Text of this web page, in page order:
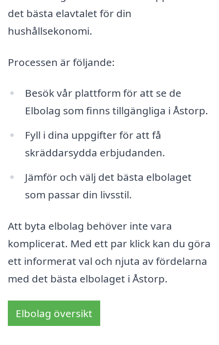
det bästa elavtalet för din
hushållsekonomi.
Processen är följande:
Besök vår plattform för att se de
Elbolag som finns tillgängliga i Åstorp.
Fyll i dina uppgifter för att få
skräddarsydda erbjudanden.
Jämför och välj det bästa elbolaget
som passar din livsstil.
Att byta elbolag behöver inte vara
komplicerat. Med ett par klick kan du göra
ett informerat val och njuta av fördelarna
med det bästa elbolaget i Åstorp.
Elbolag översikt